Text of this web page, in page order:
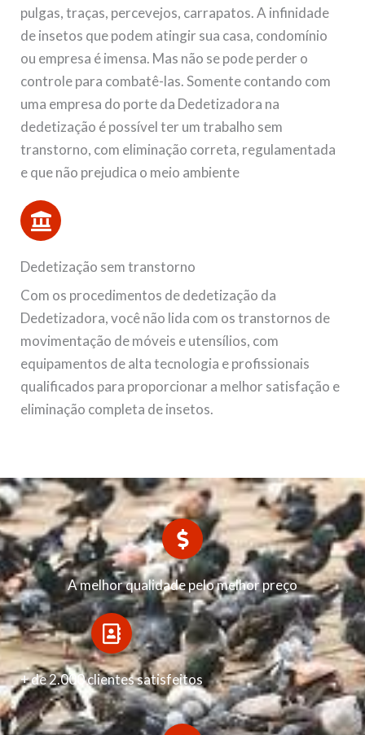
pulgas, traças, percevejos, carrapatos. A infinidade
de insetos que podem atingir sua casa, condomínio
ou empresa é imensa. Mas não se pode perder o
controle para combatê-las. Somente contando com
uma empresa do porte da Dedetizadora na
dedetização é possível ter um trabalho sem
transtorno, com eliminação correta, regulamentada
e que não prejudica o meio ambiente
Dedetização sem transtorno
Com os procedimentos de dedetização da
Dedetizadora, você não lida com os transtornos de
movimentação de móveis e utensílios, com
equipamentos de alta tecnologia e profissionais
qualificados para proporcionar a melhor satisfação e
eliminação completa de insetos.
A melhor qualidade pelo melhor preço
+ de 2.000 clientes satisfeitos